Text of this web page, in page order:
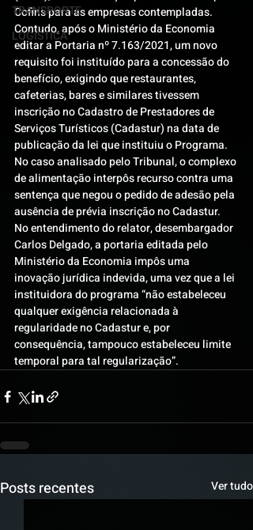
TRANSPORTE
LOGISTICA
Cofins para as empresas contempladas.
Contudo, após o Ministério da Economia
editar a Portaria nº 7.163/2021, um novo
requisito foi instituído para a concessão do
benefício, exigindo que restaurantes,
cafeterias, bares e similares tivessem
inscrição no Cadastro de Prestadores de
Serviços Turísticos (Cadastur) na data de
publicação da lei que instituiu o Programa.
No caso analisado pelo Tribunal, o complexo
de alimentação interpôs recurso contra uma
sentença que negou o pedido de adesão pela
ausência de prévia inscrição no Cadastur.
No entendimento do relator, desembargador
Carlos Delgado, a portaria editada pelo
Ministério da Economia impôs uma
inovação jurídica indevida, uma vez que a lei
instituidora do programa “não estabeleceu
qualquer exigência relacionada à
regularidade no Cadastur e, por
consequência, tampouco estabeleceu limite
temporal para tal regularização”.
Posts recentes Ver tudo